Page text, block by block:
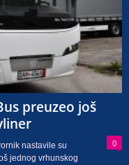
preuzeo još
0
nastavile su
jednog vrhunskog